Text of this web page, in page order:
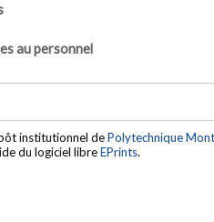
au personnel
institutionnel dePolytechnique
du logiciel libreEPrints.